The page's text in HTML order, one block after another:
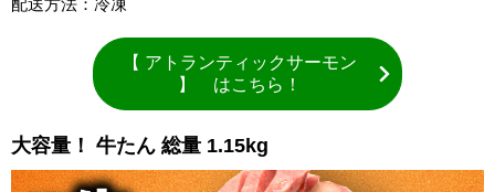
【 アトランティックサーモン
】 はこちら！
大容量！ 牛たん 総量 1.15kg